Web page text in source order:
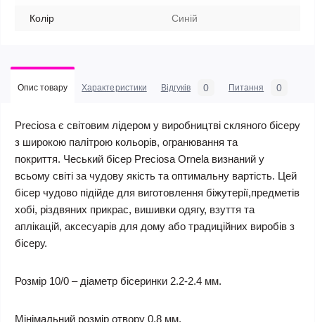
Колір Синій
Опис товару Характеристики Відгуків 0 Питання 0
Preciosa є світовим лідером у виробництві скляного бісеру
з широкою палітрою кольорів, огранювання та
покриття. Чеський бісер Preciosa Ornela визнаний у
всьому світі за чудову якість та оптимальну вартість. Цей
бісер чудово підійде для виготовлення біжутерії,предметів
хобі, різдвяних прикрас, вишивки одягу, взуття та
аплікацій, аксесуарів для дому або традиційних виробів з
бісеру.
Розмір 10/0 – діаметр бісеринки 2.2-2.4 мм.
Мінімальний розмір отвору 0.8 мм.